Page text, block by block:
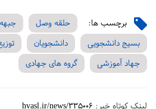
برچسب ها: حلقه وصل
بسیج دانشجویی
دانشجویان
جهاد آموزشی
گروه های جهادی
لینک کوتاه خبر: hvasl.ir/news/335006